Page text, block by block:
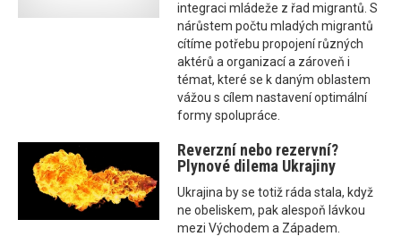
integraci mládeže z řad migrantů. S
nárůstem počtu mladých migrantů
cítíme potřebu propojení různých
aktérů a organizací a zároveň i
témat, které se k daným oblastem
vážou s cílem nastavení optimální
formy spolupráce.
Reverzní nebo rezervní?
Plynové dilema Ukrajiny
Ukrajina by se totiž ráda stala, když
ne obeliskem, pak alespoň lávkou
mezi Východem a Západem.